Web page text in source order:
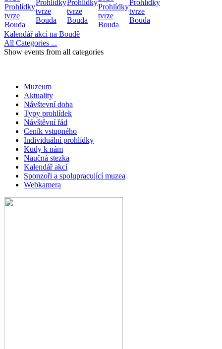
Prohlídky
tvrze
Bouda
Prohlídky
tvrze
Bouda
Prohlídky
tvrze
Bouda
Prohlídky
tvrze
Bouda
Prohlídky
tvrze
Bouda
Kalendář akcí na Boudě
All Categories ...
Show events from all categories
Muzeum
Aktuality
Návštevní doba
Typy prohlídek
Návštěvní řád
Ceník vstupného
Individuální prohlídky
Kudy k nám
Naučná stezka
Kalendář akcí
Sponzoři a spolupracující muzea
Webkamera